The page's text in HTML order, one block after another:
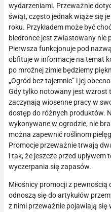
wydarzeniami. Przeważnie
świąt, często jednak wiąże się
roku. Przykładem może być
biedronce jest zwiastowany nie
Pierwsza funkcjonuje pod
obfituje w informacje na temat
po mroźnej zimie będziemy
„Ogród bez tajemnic” i jej
Gdy tylko notowany jest wzrost
zaczynają wiosenne pracy w
dostęp do różnych produktów.
wykonywane w ogrodzie, nie
można zapewnić roślinom
Promocje przeważnie trwają
i tak, że jeszcze przed upływem
wyczerpania się zapasów.
Miłośnicy promocji z
odnoszą się do artykułów
z nimi przeważnie pojawiają się